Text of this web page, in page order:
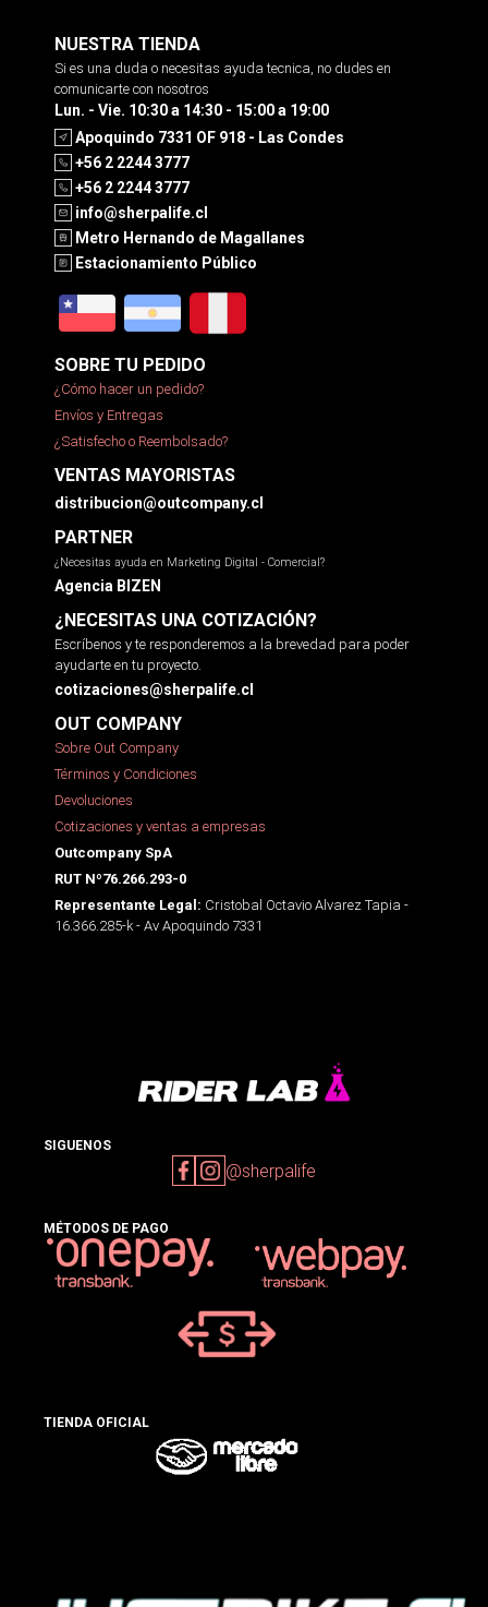
NUESTRA TIENDA
Si es una duda o necesitas ayuda tecnica, no dudes en
comunicarte con nosotros
Lun. - Vie. 10:30 a 14:30 - 15:00 a 19:00
Apoquindo 7331 OF 918 - Las Condes
+56 2 2244 3777
+56 2 2244 3777
info@sherpalife.cl
Metro Hernando de Magallanes
Estacionamiento Público
SOBRE TU PEDIDO
¿Cómo hacer un pedido?
Envíos y Entregas
¿Satisfecho o Reembolsado?
VENTAS MAYORISTAS
distribucion@outcompany.cl
PARTNER
¿Necesitas ayuda en Marketing Digital - Comercial?
Agencia BIZEN
¿NECESITAS UNA COTIZACIÓN?
Escríbenos y te responderemos a la brevedad para poder
ayudarte en tu proyecto.
cotizaciones@sherpalife.cl
OUT COMPANY
Sobre Out Company
Términos y Condiciones
Devoluciones
Cotizaciones y ventas a empresas
Outcompany SpA
RUT Nº76.266.293-0
Representante Legal: Cristobal Octavio Alvarez Tapia -
16.366.285-k - Av Apoquindo 7331
SIGUENOS
@sherpalife
MÉTODOS DE PAGO
TIENDA OFICIAL